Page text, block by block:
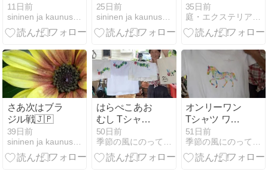
11日前
sininen ja kaunus maa
25日前
sininen ja kaunus maa
｜手入れが大
変だった生垣
の庭を和モダ
ォーム
35日前
庭・エクステリア・ガーデン「タキモト」
さあ次はブラ
ジル戦🇯🇵
39日前
sininen ja kaunus maa
はらぺこあお
むし Tシャツ
にトライ
50日前
季節の風にのって クラフトワークショップＨＩＲO
オンリーワン
Tシャツ ワー
クショップ
HIRO
51日前
季節の風にのって クラフトワークショップＨＩＲO